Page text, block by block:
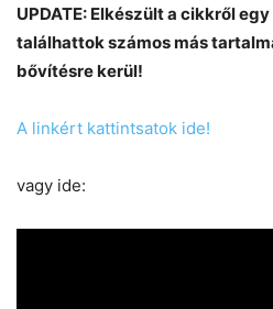
UPDATE: Elkészült a cikkről
találhattok számos más
bővítésre kerül!
A linkért kattintsatok ide!
vagy ide: